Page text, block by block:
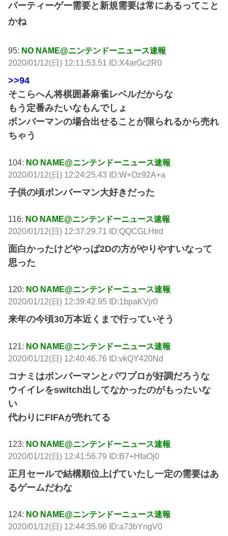
パーティーゲー需要と新規需要は常にあるってこと
かね
95: NO NAME@ニンテンドーニュース速報
2020/01/12(日) 12:11:53.51 ID:X4arGc2R0
>>94
そこらへん将棋囲碁麻雀レベルだからな
もう定番みたいなもんでしょ
ボンバーマンの場合出せることが限られるから売れ
ちゃう
104: NO NAME@ニンテンドーニュース速報
2020/01/12(日) 12:24:25.43 ID:W+Oz92A+a
子供の頃ボンバーマン大好きだった
116: NO NAME@ニンテンドーニュース速報
2020/01/12(日) 12:37:29.71 ID:QQCGLHtrd
面白かったけどやっぱ2Dの方がやりやすいなって
思った
120: NO NAME@ニンテンドーニュース速報
2020/01/12(日) 12:39:42.95 ID:1bpaKVjr0
来年の今頃30万本近くまで行っていそう
121: NO NAME@ニンテンドーニュース速報
2020/01/12(日) 12:40:46.76 ID:vkQY420Nd
コナミはボンバーマンとパワプロが好調だろうな
ウイイレをswitch出してなかったのがもったいな
い
代わりにFIFAが売れてる
123: NO NAME@ニンテンドーニュース速報
2020/01/12(日) 12:41:56.79 ID:B7+HfaOj0
正月セールで結構順位上げていたし一定の需要はあ
るゲームだわな
124: NO NAME@ニンテンドーニュース速報
2020/01/12(日) 12:44:35.96 ID:a73bYngV0